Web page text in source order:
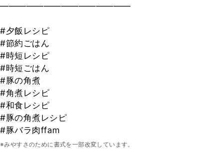
━━━━━━━━━━━━━━━
#夕飯レシピ
#節約ごはん
#時短レシピ
#時短ごはん
#豚の角煮
#角煮レシピ
#和食レシピ
#豚の角煮レシピ
#豚バラ肉ffam
※みやすさのために書式を一部改変しています。